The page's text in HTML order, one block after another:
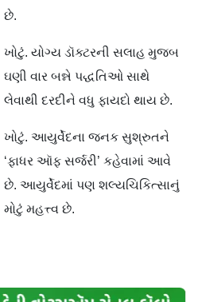
છે.
ખોટું. યોગ્ય ડૉક્ટરની સલાહ મુજબ
ઘણી વાર બન્ને પદ્ધતિઓ સાથે
લેવાથી દરદીને વધુ ફાયદો થાય છે.
ખોટું. આયુર્વેદના જનક સુશ્રુતને
‘ફાધર ઑફ સર્જરી’ કહેવામાં આવે
છે. આયુર્વેદમાં પણ શલ્યચિકિત્સાનું
મોટું મહત્ત્વ છે.